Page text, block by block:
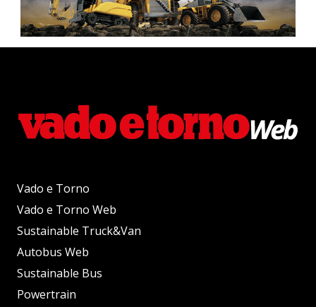
Vado e Torno
Vado e Torno Web
Sustainable Truck&Van
Autobus Web
Sustainable Bus
Powertrain